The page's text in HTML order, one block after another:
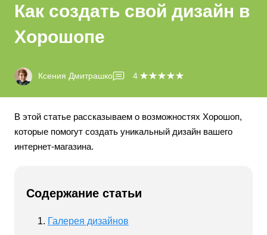
Как создать свой дизайн в
Хорошопе
Ксения Дмитрашко 4
В этой статье рассказываем о возможностях Хорошоп,
которые помогут создать уникальный дизайн вашего
интернет-магазина.
Содержание статьи
Галерея дизайнов